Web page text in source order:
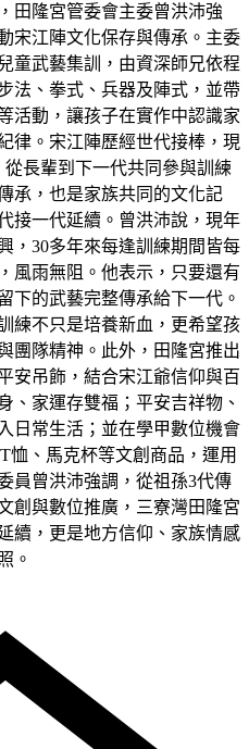
田隆宮管委會主委曾洪沛強
宋江陣文化保存與傳承。主委
童武藝集訓，由資深師兄依程
法、拳式、兵器及陣式，並帶
活動，讓孩子在實作中認識家
律。宋江陣歷經世代接棒，現
長輩到下一代共同參與訓練
承，也是家族共同的文化記
接一代延續。曾洪沛說，現年
，30多年來每逢訓練期間皆每
風雨無阻。他表示，只要還有
下的武藝完整傳承給下一代。
練不只是培養新血，更希望孩
團隊精神。此外，田隆宮推出
安吊飾，結合宋江爺信仰與百
、家運存雙福；平安吉祥物、
日常生活；並在學甲數位機會
恤、馬克杯等文創商品，運用
員曾洪沛強調，從祖孫3代傳
創與數位推廣，三寮灣田隆宮
續，更是地方信仰、家族情感
。